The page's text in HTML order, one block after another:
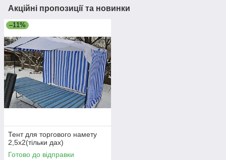
Акційні пропозиції та новинки
–11%
Тент для торгового намету
2,5х2(тільки дах)
Готово до відправки